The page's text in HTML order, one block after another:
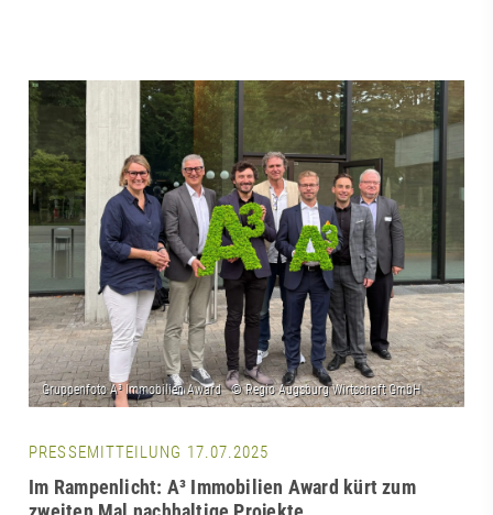
PRESSEMITTEILUNG 17.07.2025
Im Rampenlicht: A³ Immobilien Award kürt zum